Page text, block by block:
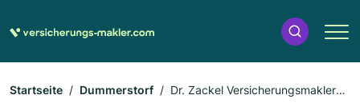
Startseite Dummerstorf
Dr. Zackel Versicherungsmakler